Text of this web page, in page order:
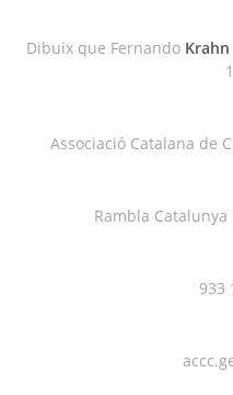
Dibuix que Fernando Krahn
Associació Catalana de
Rambla Catalunya
933